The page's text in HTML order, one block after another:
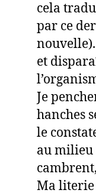
cela
par ce
et
Je
hanches
le
au milieu
Ma literie